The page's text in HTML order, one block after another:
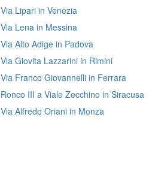
Via Lipari in Venezia
Via Lena in Messina
Via Alto Adige in Padova
Via Giovita Lazzarini in Rimini
Via Franco Giovannelli in Ferrara
Ronco III a Viale Zecchino in Siracusa
Via Alfredo Oriani in Monza